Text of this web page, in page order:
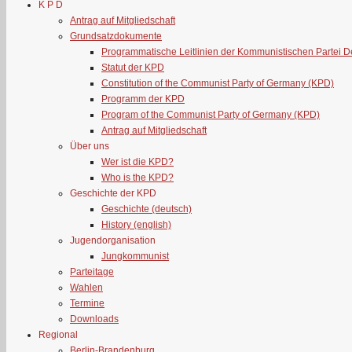
K P D
Antrag auf Mitgliedschaft
Grundsatzdokumente
Programmatische Leitlinien der Kommunistischen Partei
Statut der KPD
Constitution of the Communist Party of Germany (KPD)
Programm der KPD
Program of the Communist Party of Germany (KPD)
Antrag auf Mitgliedschaft
Über uns
Wer ist die KPD?
Who is the KPD?
Geschichte der KPD
Geschichte (deutsch)
History (english)
Jugendorganisation
Jungkommunist
Parteitage
Wahlen
Termine
Downloads
Regional